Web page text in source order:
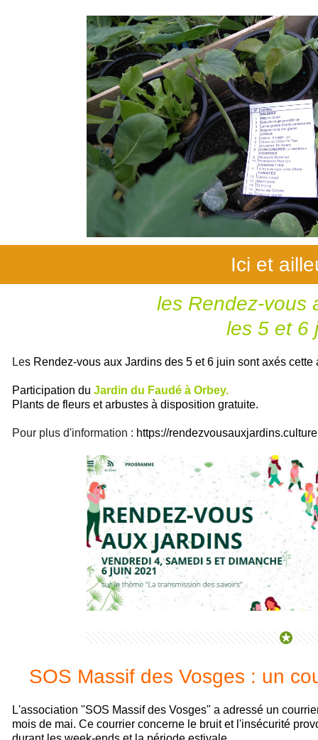
Ici et
les Rendez-vous
les 5 et 6
Les Rendez-vous aux Jardins des 5 et 6 juin sont axés cette
Participation du Jardin du Faudé à Orbey.
Plants de fleurs et arbustes à disposition gratuite.
Pour plus d'information : https://
SOS Massif des Vosges : un
L'association "SOS Massif des Vosges" a adressé un
mois de mai. Ce courrier concerne le bruit et l'insécurité